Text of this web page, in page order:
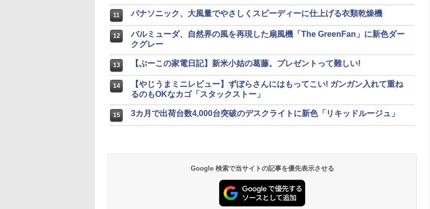
11 パナソニック、大風量でやさしくスピーディーに仕上げる衣類乾燥機
12
バルミューダ、自然界の風を再現した扇風機「The GreenFan」に新色ダー
クグレー
13 【ぷーこの家電日記】新米小姑の葛藤。プレゼントって難しい!
14
【やじうまミニレビュー】ずぼらさんにはもってこい! ガンガン入れて重ね
るのもOKなカゴ「スタックストー」
15 3カ月で出荷台数4,000台突破のデスクライトに新色「リキッドルージュ」
Google 検索で当サイトの記事を優先表示させる